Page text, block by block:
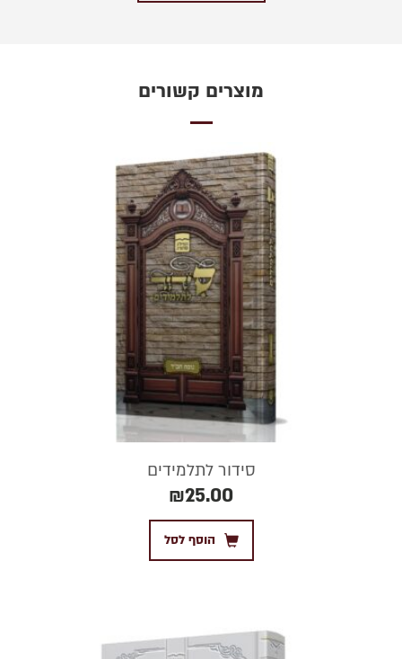
מוצרים קשורים
סידור לתלמידים
₪25.00
הוסף לסל